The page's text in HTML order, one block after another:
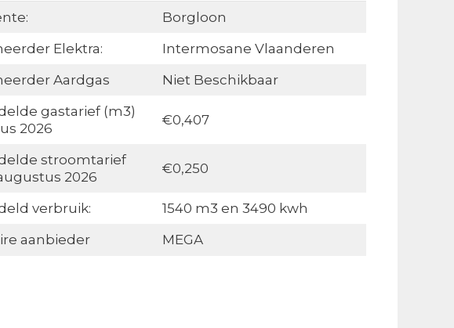
Borgloon
Elektra:
Intermosane Vlaanderen
Aardgas
Niet Beschikbaar
gastarief (m3)
2026
€0,407
stroomtarief
2026
€0,250
verbruik:
1540 m3 en 3490 kwh
aanbieder
MEGA